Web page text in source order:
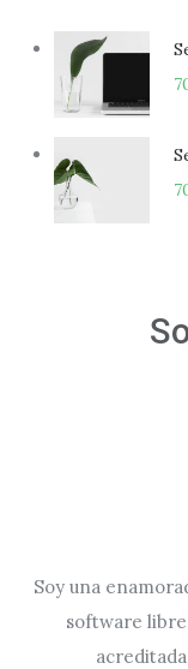
Soy una
software